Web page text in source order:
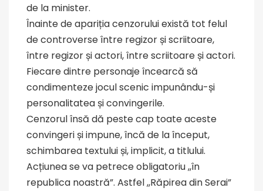
de la minister.
Înainte de apariția cenzorului există tot felul
de controverse între regizor și scriitoare,
între regizor și actori, între scriitoare și actori.
Fiecare dintre personaje încearcă să
condimenteze jocul scenic impunându-și
personalitatea și convingerile.
Cenzorul însă dă peste cap toate aceste
convingeri și impune, încă de la început,
schimbarea textului și, implicit, a titlului.
Acțiunea se va petrece obligatoriu ,,în
republica noastră”. Astfel ,,Răpirea din Serai”